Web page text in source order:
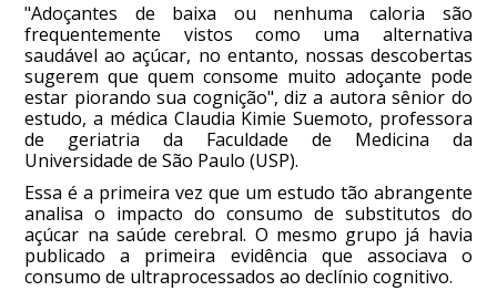
"Adoçantes de baixa ou nenhuma caloria são
frequentemente vistos como uma alternativa
saudável ao açúcar, no entanto, nossas descobertas
sugerem que quem consome muito adoçante pode
estar piorando sua cognição", diz a autora sênior do
estudo, a médica Claudia Kimie Suemoto, professora
de geriatria da Faculdade de Medicina da
Universidade de São Paulo (USP).
Essa é a primeira vez que um estudo tão abrangente
analisa o impacto do consumo de substitutos do
açúcar na saúde cerebral. O mesmo grupo já havia
publicado a primeira evidência que associava o
consumo de ultraprocessados ao declínio cognitivo.